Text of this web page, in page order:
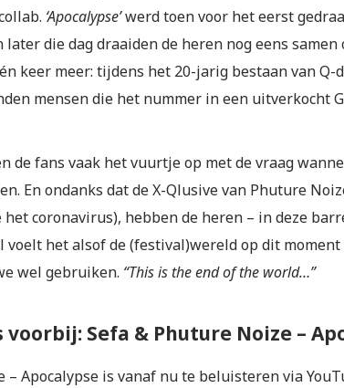
‘Apocalypse’werd toen voor het eerst
later die dag draaiden de heren nog eens
keer meer: tijdens het 20-jarig bestaan van Q-
mensen die het nummer in een uitverkocht
de fans vaak het vuurtje op met de vraag
En ondanks dat de X-Qlusive van Phuture
het coronavirus), hebben de heren – in deze
voelt het alsof de (festival)wereld op dit
wel gebruiken. “This is the end of the world…”
Sefa & Phuture Noize –
– Apocalypse is vanaf nu te beluisteren via